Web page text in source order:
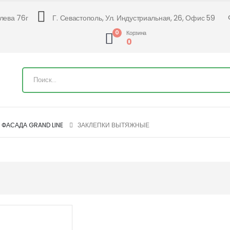
76г Г. Севастополь, Ул. Индустриальная, 26, Офис 59
0 Корзина
0
GRAND LINE ЗАКЛЕПКИ ВЫТЯЖНЫЕ